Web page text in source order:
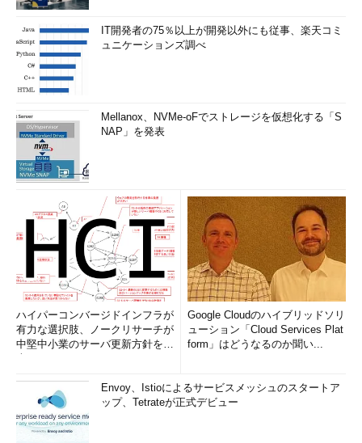
IT開発者の75％以上が開発以外にも従事、楽天コミ
ュニケーションズ調べ
Mellanox、NVMe-oFでストレージを仮想化する「S
NAP」を発表
ハイパーコンバージドインフラが
有力な選択肢、ノークリサーチが
中堅中小業のサーバ更新方針を調
Google Cloudのハイブリッドソリ
ューション「Cloud Services Plat
form」はどうなるのか聞い...
Envoy、Istioによるサービスメッシュのスタートア
ップ、Tetrateが正式デビュー